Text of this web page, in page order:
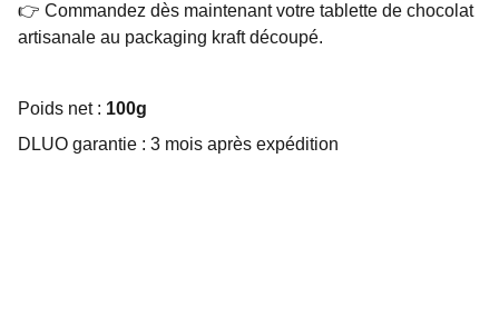
👉 Commandez dès maintenant votre tablette de chocolat
artisanale au packaging kraft découpé.
Poids net : 100g
DLUO garantie : 3 mois après expédition